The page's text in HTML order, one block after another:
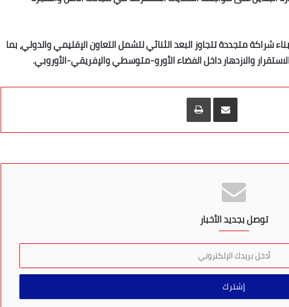
شراكة متجددة تتجاوز البعد الثنائي لتشمل التعاون الإقليمي والدولي، بما
والازدهار داخل الفضاء الأورو-متوسطي والإفريقي-الأوروبي.
مشاركة عبر البريد
توصل بجديد الأخبار